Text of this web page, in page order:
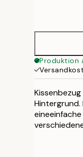
60 x
40 x
Produktion
Hintergrund.